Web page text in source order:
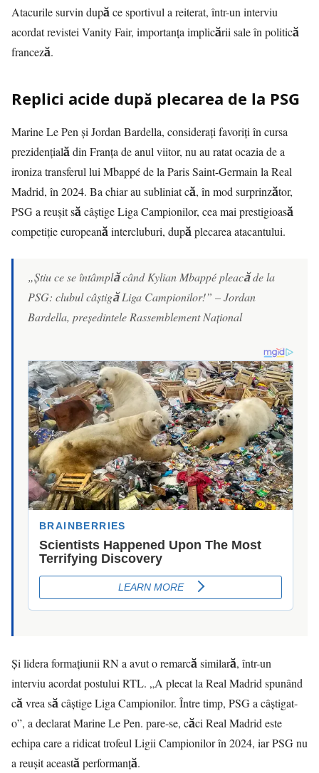
Atacurile survin după ce sportivul a reiterat, într-un interviu
acordat revistei Vanity Fair, importanța implicării sale în politică
franceză.
Replici acide după plecarea de la PSG
Marine Le Pen și Jordan Bardella, considerați favoriți în cursa
prezidențială din Franța de anul viitor, nu au ratat ocazia de a
ironiza transferul lui Mbappé de la Paris Saint-Germain la Real
Madrid, în 2024. Ba chiar au subliniat că, în mod surprinzător,
PSG a reușit să câștige Liga Campionilor, cea mai prestigioasă
competiție europeană intercluburi, după plecarea atacantului.
„Știu ce se întâmplă când Kylian Mbappé pleacă de la
PSG: clubul câștigă Liga Campionilor!” – Jordan
Bardella, președintele Rassemblement Național
Și lidera formațiunii RN a avut o remarcă similară, într-un
interviu acordat postului RTL. „A plecat la Real Madrid spunând
că vrea să câștige Liga Campionilor. Între timp, PSG a câștigat-
o”, a declarat Marine Le Pen. pare-se, căci Real Madrid este
echipa care a ridicat trofeul Ligii Campionilor în 2024, iar PSG nu
a reușit această performanță.